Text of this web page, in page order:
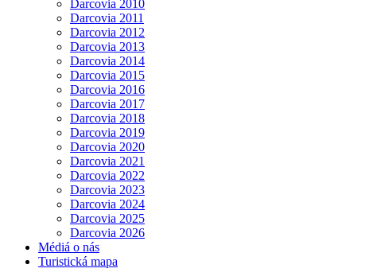
Darcovia 2010
Darcovia 2011
Darcovia 2012
Darcovia 2013
Darcovia 2014
Darcovia 2015
Darcovia 2016
Darcovia 2017
Darcovia 2018
Darcovia 2019
Darcovia 2020
Darcovia 2021
Darcovia 2022
Darcovia 2023
Darcovia 2024
Darcovia 2025
Darcovia 2026
Médiá o nás
Turistická mapa